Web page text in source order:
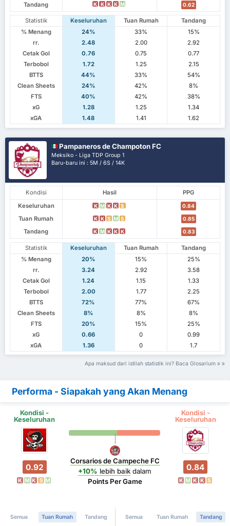
Tandang K K K K M 0.62
Statistik Keseluruhan Tuan Rumah
Tandang
% Menang
24% 33%
15%
rr.
2.48 2.00
2.92
Cetak Gol
0.76 0.75
0.77
Terbobol
1.72 1.25
2.15
BTTS
44% 33%
54%
Clean Sheets
24% 42%
8%
FTS
40% 42%
38%
xG
1.28 1.25
1.34
xGA
1.48 1.41 1.62
Pampaneros de Champoton FC
Meksiko - Liga TDP Group 1
Baru-baru ini : 5M / 6S / 14K
Kondisi Hasil
PPG
Keseluruhan
K M K K S 0.84
Tuan Rumah K K S M S 0.85
Tandang K M K K K 0.83
Statistik Keseluruhan Tuan Rumah
Tandang
% Menang
20% 15%
25%
rr.
3.24 2.92
3.58
Cetak Gol
1.24 1.15
1.33
Terbobol
2.00 1.77
2.25
BTTS
72% 77%
67%
Clean Sheets
8% 8%
8%
FTS
20% 15%
25%
xG
0.66 0
0.99
xGA
1.36 0 1.7
Apa maksud dari istilah statistik ini? Baca Glosarium
Performa - Siapakah yang Akan Menang
Kondisi -
Keseluruhan
Kondisi -
Keseluruhan
0.92
K M K S M
Corsarios de Campeche FC
+10% lebih baik dalam
Points Per Game
0.84
K M K K S
Semua Tuan Rumah Tandang Semua Tuan Rumah Tandang